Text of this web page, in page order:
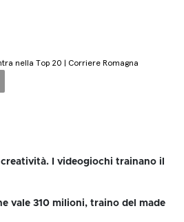
nella Top 20 | Corriere Romagna
I videogiochi trainano il
vale 310 milioni, traino del made